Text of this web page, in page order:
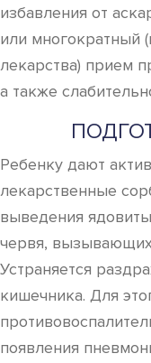
избавления от
или многократный
лекарства) прием
а также
Ребенку дают
лекарственные
выведения
червя,
Устраняется
кишечника. Для
появления